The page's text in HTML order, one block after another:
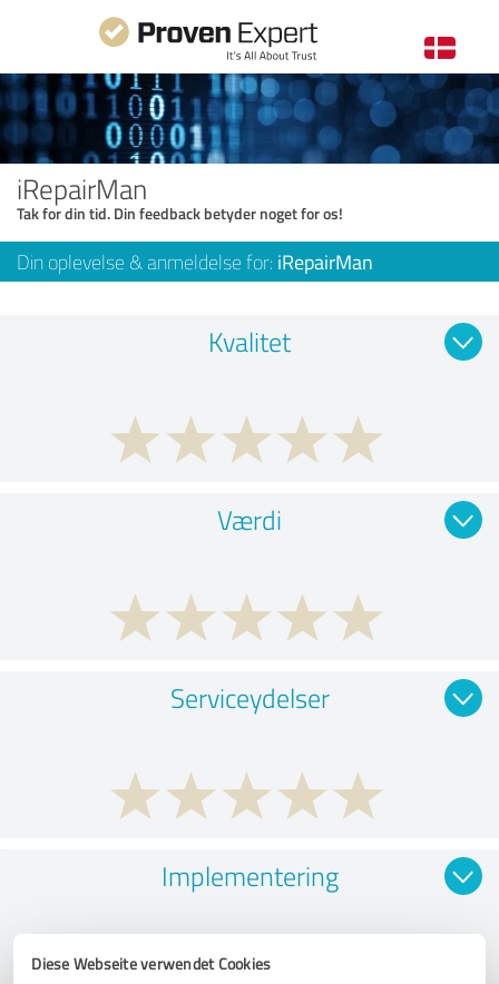
Diese Webseite verwendet Cookies
iRepairMan
Tak for din tid. Din feedback betyder noget for os!
Din oplevelse & anmeldelse for: iRepairMan
Kvalitet
Værdi
Serviceydelser
Implementering